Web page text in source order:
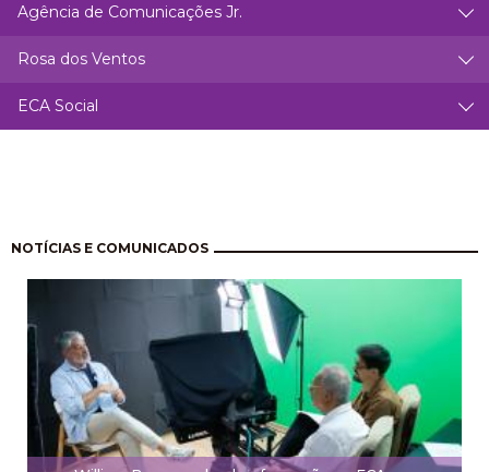
Agência de Comunicações Jr.
Rosa dos Ventos
ECA Social
NOTÍCIAS E COMUNICADOS
Paginación